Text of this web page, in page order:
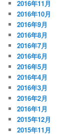
2016年11月
2016年10月
2016年9月
2016年8月
2016年7月
2016年6月
2016年5月
2016年4月
2016年3月
2016年2月
2016年1月
2015年12月
2015年11月